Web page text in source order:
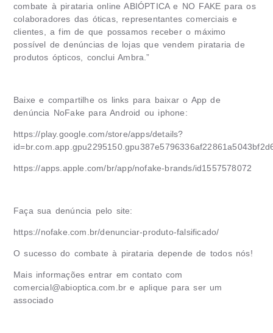
combate à pirataria online ABIÓPTICA e NO FAKE para os
colaboradores das óticas, representantes comerciais e
clientes, a fim de que possamos receber o máximo
possível de denúncias de lojas que vendem pirataria de
produtos ópticos, conclui Ambra.”
Baixe e compartilhe os links para baixar o App de
denúncia NoFake para Android ou iphone:
https://play.google.com/store/apps/details?
https://apps.apple.com/br/app/nofake-brands/id1557578072
Faça sua denúncia pelo site:
https://nofake.com.br/denunciar-produto-falsificado/
O sucesso do combate à pirataria depende de todos nós!
Mais informações entrar em contato com
comercial@abioptica.com.br e aplique para ser um
associado